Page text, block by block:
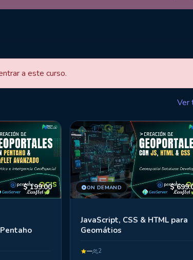
a este curso.
Ver
$199.00 ON DEMAND $
JavaScript, CSS & HTML para
Geomátios
— 2